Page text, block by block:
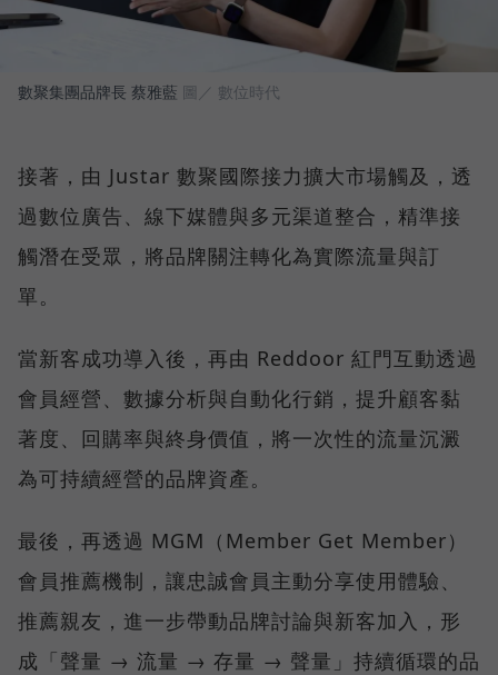
數聚集團品牌長 蔡雅藍 圖／ 數位時代
接著，由 Justar 數聚國際接力擴大市場觸及，透
過數位廣告、線下媒體與多元渠道整合，精準接
觸潛在受眾，將品牌關注轉化為實際流量與訂
單。
當新客成功導入後，再由 Reddoor 紅門互動透過
會員經營、數據分析與自動化行銷，提升顧客黏
著度、回購率與終身價值，將一次性的流量沉澱
為可持續經營的品牌資產。
最後，再透過 MGM（Member Get Member）
會員推薦機制，讓忠誠會員主動分享使用體驗、
推薦親友，進一步帶動品牌討論與新客加入，形
成「聲量 → 流量 → 存量 → 聲量」持續循環的品